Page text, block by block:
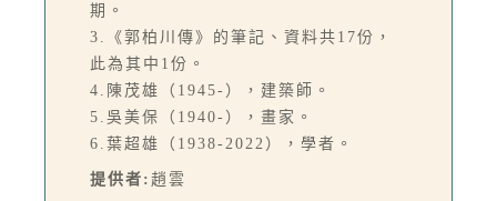
期。
3.《郭柏川傳》的筆記、資料共17份，
此為其中1份。
4.陳茂雄（1945-），建築師。
5.吳美保（1940-），畫家。
6.葉超雄（1938-2022），學者。
提供者: 趙雲